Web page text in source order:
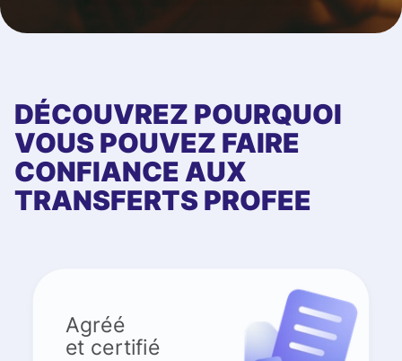
DÉCOUVREZ POURQUOI
VOUS POUVEZ FAIRE
CONFIANCE AUX
TRANSFERTS PROFEE
Agréé
et certifié